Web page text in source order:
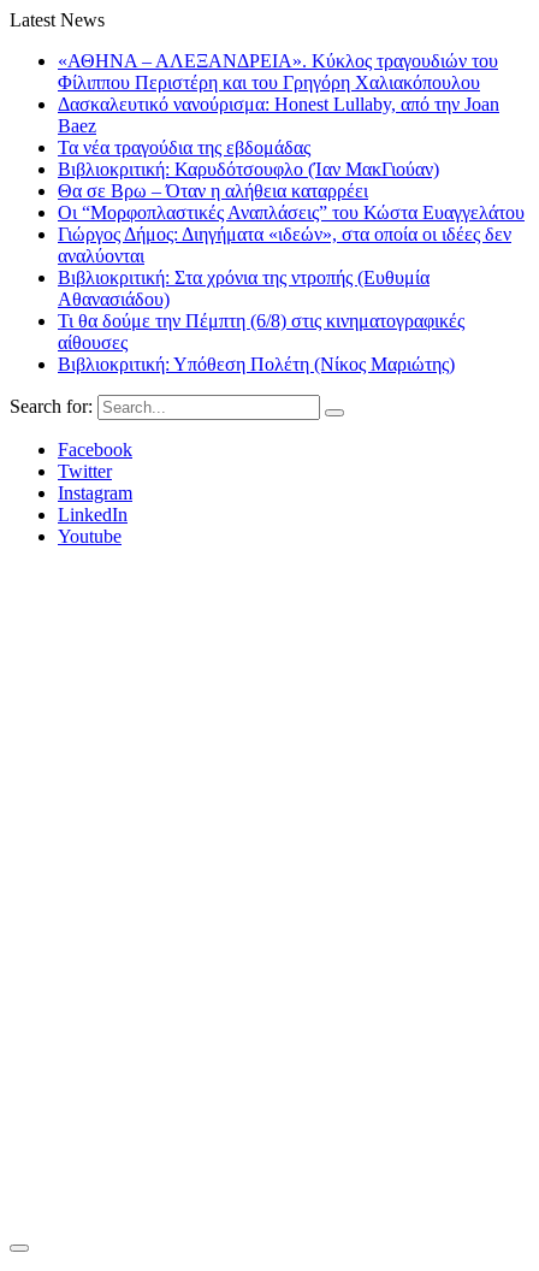
Latest News
«ΑΘΗΝΑ – ΑΛΕΞΑΝΔΡΕΙΑ». Κύκλος τραγουδιών του
Φίλιππου Περιστέρη και του Γρηγόρη Χαλιακόπουλου
Δασκαλευτικό νανούρισμα: Honest Lullaby, από την Joan
Baez
Τα νέα τραγούδια της εβδομάδας
Βιβλιοκριτική: Καρυδότσουφλο (Ίαν ΜακΓιούαν)
Θα σε Βρω – Όταν η αλήθεια καταρρέει
Οι “Μορφοπλαστικές Αναπλάσεις” του Κώστα Ευαγγελάτου
Γιώργος Δήμος: Διηγήματα «ιδεών», στα οποία οι ιδέες δεν
αναλύονται
Βιβλιοκριτική: Στα χρόνια της ντροπής (Ευθυμία
Αθανασιάδου)
Τι θα δούμε την Πέμπτη (6/8) στις κινηματογραφικές
αίθουσες
Βιβλιοκριτική: Υπόθεση Πολέτη (Νίκος Μαριώτης)
Search for:
Facebook
Twitter
Instagram
LinkedIn
Youtube